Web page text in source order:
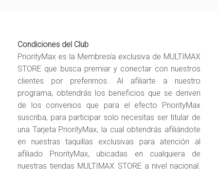
Condiciones del Club
PriorityMax es la Membresía exclusiva de MULTIMAX
STORE que busca premiar y conectar con nuestros
clientes por preferirnos. Al afiliarte a nuestro
programa, obtendrás los beneficios que se deriven
de los convenios que para el efecto PriorityMax
suscriba, para participar solo necesitas ser titular de
una Tarjeta PriorityMax, la cual obtendrás afiliándote
en nuestras taquillas exclusivas para atención al
afiliado PriorityMax, ubicadas en cualquiera de
nuestras tiendas MULTIMAX STORE a nivel nacional.